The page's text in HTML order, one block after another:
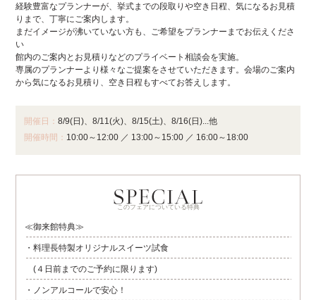
経験豊富なプランナーが、挙式までの段取りや空き日程、気になるお見積
りまで、丁寧にご案内します。
まだイメージが沸いていない方も、ご希望をプランナーまでお伝えくださ
い
館内のご案内とお見積りなどのプライベート相談会を実施。
専属のプランナーより様々なご提案をさせていただきます。会場のご案内
から気になるお見積り、空き日程もすべてお答えします。
開催日：8/9(日)、8/11(火)、8/15(土)、8/16(日)...他
開催時間： 10:00～12:00 ／ 13:00～15:00 ／ 16:00～18:00
このフェアについている特典
≪御来館特典≫
・料理長特製オリジナルスイーツ試食
(４日前までのご予約に限ります)
・ノンアルコールで安心！